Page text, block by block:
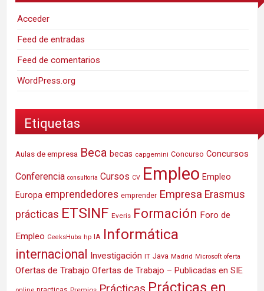
Acceder
Feed de entradas
Feed de comentarios
WordPress.org
Etiquetas
Aulas de empresa Beca becas capgemini Concurso Concursos
Conferencia consultoria Cursos CV Empleo Empleo
Europa emprendedores emprender Empresa Erasmus
prácticas ETSINF Everis Formación Foro de
Empleo GeeksHubs hp IA Informática
internacional Investigación IT Java Madrid Microsoft oferta
Ofertas de Trabajo Ofertas de Trabajo – Publicadas en SIE
Prácticas Prácticas en